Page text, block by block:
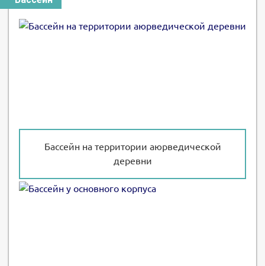
Бассейн на территории аюрведической
деревни